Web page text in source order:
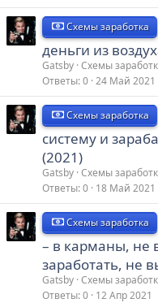
Схемы заработка
деньги из
Gatsby Схемы
Ответы 0 24 Май 2021
Схемы заработка
систему и
(2021)
Gatsby Схемы
Ответы 0 18 Май 2021
Схемы заработка
– в карманы, не
заработать, не
Gatsby Схемы
Ответы 0 12 Апр 2021